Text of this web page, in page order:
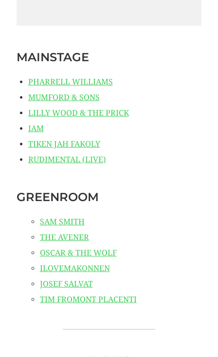
MAINSTAGE
PHARRELL WILLIAMS
MUMFORD & SONS
LILLY WOOD & THE PRICK
IAM
TIKEN JAH FAKOLY
RUDIMENTAL (LIVE)
GREENROOM
SAM SMITH
THE AVENER
OSCAR & THE WOLF
ILOVEMAKONNEN
JOSEF SALVAT
TIM FROMONT PLACENTI